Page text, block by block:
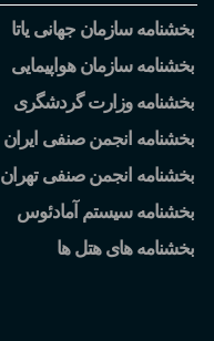
بخشنامه سازمان جهانی یاتا
بخشنامه سازمان هواپیمایی
بخشنامه وزارت گردشگری
بخشنامه انجمن صنفی ایران
بخشنامه انجمن صنفی تهران
بخشنامه سیستم آمادئوس
بخشنامه های هتل ها